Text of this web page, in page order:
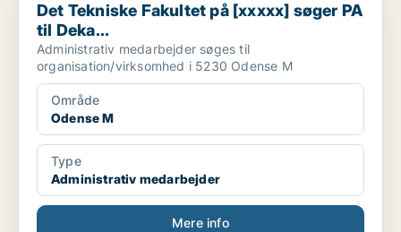
Det Tekniske Fakultet på [xxxxx] søger PA
til Deka...
Administrativ medarbejder søges til
organisation/virksomhed i 5230 Odense M
Område
Odense M
Type
Administrativ medarbejder
Mere info